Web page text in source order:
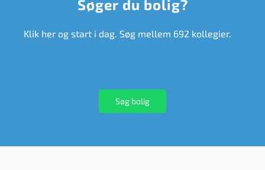
Søger du bolig?
Klik her og start i dag. Søg mellem 692 kollegier.
Søg bolig